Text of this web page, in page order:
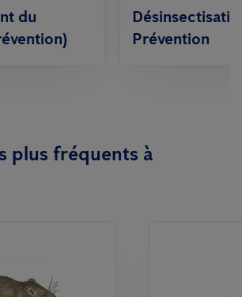
du
Prévention
plus fréquents à